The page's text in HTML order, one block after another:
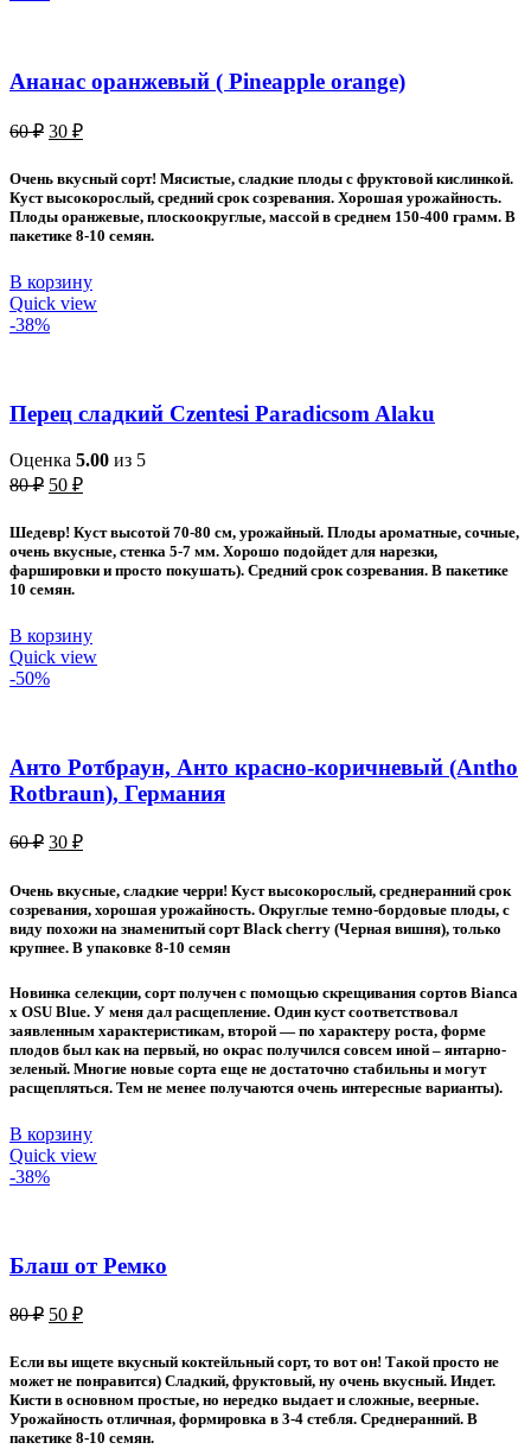
Ананас оранжевый ( Pineapple orange)
60₽ Первоначальная
составляла
60 ₽.
30 ₽Текущая
30 ₽.
Очень вкусный сорт! Мясистые, сладкие плоды с фруктовой кислинкой.
Куст высокорослый, средний срок созревания. Хорошая урожайность.
Плоды оранжевые, плоскоокруглые, массой в среднем 150-400 грамм. В
пакетике 8-10 семян.
В корзину
Quick view
-38%
Перец сладкий Czentesi Paradicsom Alaku
Оценка 5.00 из 5
80₽ Первоначальная
составляла
80 ₽.
50 ₽Текущая
50 ₽.
Шедевр! Куст высотой 70-80 см, урожайный. Плоды ароматные, сочные,
очень вкусные, стенка 5-7 мм. Хорошо подойдет для нарезки,
фаршировки и просто покушать). Средний срок созревания. В пакетике
10 семян.
В корзину
Quick view
-50%
Анто Ротбраун, Анто красно-коричневый (Antho
Rotbraun), Германия
60₽ Первоначальная
60 ₽.
30 ₽Текущая
Очень вкусные, сладкие черри! Куст высокорослый, среднеранний срок
созревания, хорошая урожайность. Округлые темно-бордовые плоды, с
виду похожи на знаменитый сорт Black cherry (Черная вишня), только
крупнее. В упаковке 8-10 семян
Новинка селекции, сорт получен с помощью скрещивания сортов Bianca
x OSU Blue. У меня дал расщепление. Один куст соответствовал
заявленным характеристикам, второй — по характеру роста, форме
плодов был как на первый, но окрас получился совсем иной – янтарно-
зеленый. Многие новые сорта еще не достаточно стабильны и могут
расщепляться. Тем не менее получаются очень интересные варианты).
В корзину
Quick view
-38%
Блаш от Ремко
80₽ Первоначальная
80 ₽.
50 ₽Текущая
50 ₽.
Если вы ищете вкусный коктейльный сорт, то вот он! Такой просто не
может не понравится) Сладкий, фруктовый, ну очень вкусный. Индет.
Кисти в основном простые, но нередко выдает и сложные, веерные.
Урожайность отличная, формировка в 3-4 стебля. Среднеранний. В
пакетике 8-10 семян.